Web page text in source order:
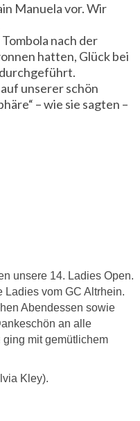
Manuela vor. Wir
nach der
hatten, Glück bei
unserer schön
– wie sie sagten –
unsere 14. Ladies Open.
Ladies vom GC Altrhein.
Abendessen sowie
an alle
ging mit gemütlichem
Kley).